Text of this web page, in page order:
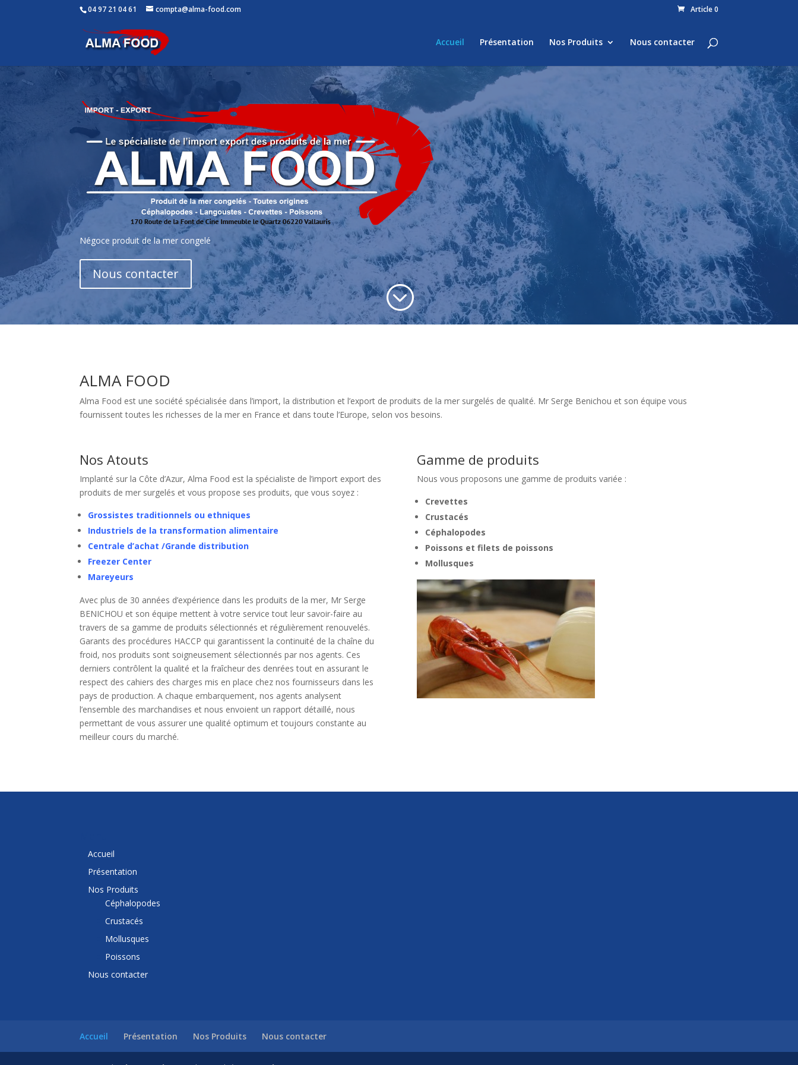
04 97 21 04 61 compta@alma-food.com Article 0
Accueil Présentation Nos Produits Nous contacter
Lecteur
vidéo
Négoce produit de la mer congelé
Nous contacter
;
ALMA FOOD
Alma Food est une société spécialisée dans l’import, la distribution et l’export de produits de la mer surgelés de qualité. Mr Serge Benichou et son équipe vous
fournissent toutes les richesses de la mer en France et dans toute l’Europe, selon vos besoins.
Nos Atouts
Implanté sur la Côte d’Azur, Alma Food est la spécialiste de l’import export des
produits de mer surgelés et vous propose ses produits, que vous soyez :
Grossistes traditionnels ou ethniques
Industriels de la transformation alimentaire
Centrale d’achat /Grande distribution
Freezer Center
Mareyeurs
Avec plus de 30 années d’expérience dans les produits de la mer, Mr Serge
BENICHOU et son équipe mettent à votre service tout leur savoir-faire au
travers de sa gamme de produits sélectionnés et régulièrement renouvelés.
Garants des procédures HACCP qui garantissent la continuité de la chaîne du
froid, nos produits sont soigneusement sélectionnés par nos agents. Ces
derniers contrôlent la qualité et la fraîcheur des denrées tout en assurant le
respect des cahiers des charges mis en place chez nos fournisseurs dans les
pays de production. A chaque embarquement, nos agents analysent
l’ensemble des marchandises et nous envoient un rapport détaillé, nous
permettant de vous assurer une qualité optimum et toujours constante au
meilleur cours du marché.
Gamme de produits
Nous vous proposons une gamme de produits variée :
Crevettes
Crustacés
Céphalopodes
Poissons et filets de poissons
Mollusques
Accueil
Présentation
Nos Produits
Céphalopodes
Crustacés
Mollusques
Poissons
Nous contacter
Accueil Présentation Nos Produits Nous contacter